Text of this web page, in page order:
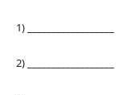
1) __________________
2) __________________